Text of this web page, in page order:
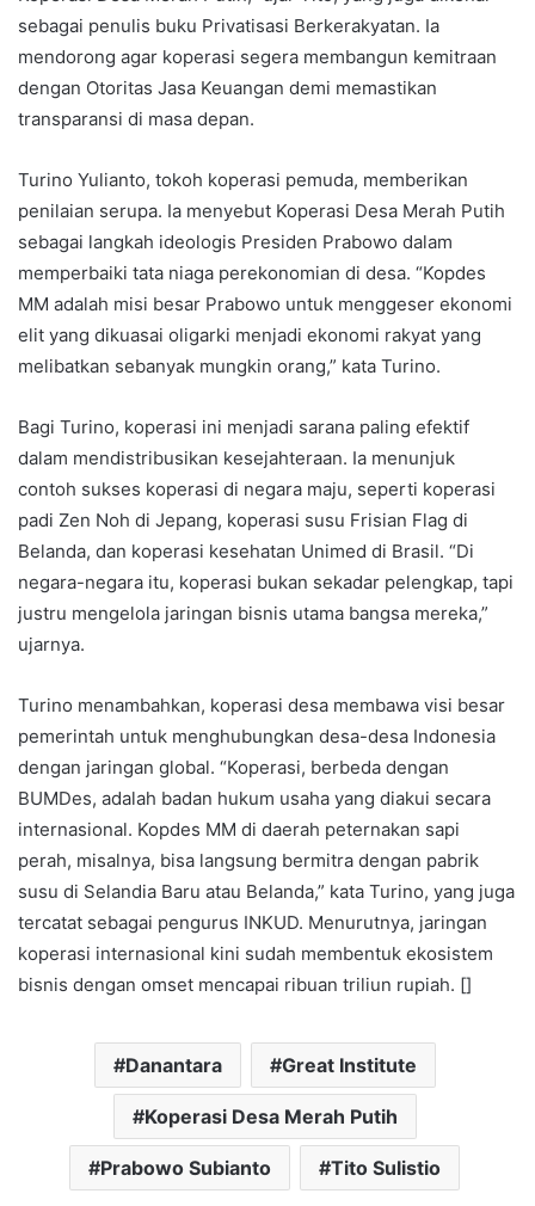
sebagai penulis buku Privatisasi Berkerakyatan. Ia
mendorong agar koperasi segera membangun kemitraan
dengan Otoritas Jasa Keuangan demi memastikan
transparansi di masa depan.
Turino Yulianto, tokoh koperasi pemuda, memberikan
penilaian serupa. Ia menyebut Koperasi Desa Merah Putih
sebagai langkah ideologis Presiden Prabowo dalam
memperbaiki tata niaga perekonomian di desa. “Kopdes
MM adalah misi besar Prabowo untuk menggeser ekonomi
elit yang dikuasai oligarki menjadi ekonomi rakyat yang
melibatkan sebanyak mungkin orang,” kata Turino.
Bagi Turino, koperasi ini menjadi sarana paling efektif
dalam mendistribusikan kesejahteraan. Ia menunjuk
contoh sukses koperasi di negara maju, seperti koperasi
padi Zen Noh di Jepang, koperasi susu Frisian Flag di
Belanda, dan koperasi kesehatan Unimed di Brasil. “Di
negara-negara itu, koperasi bukan sekadar pelengkap, tapi
justru mengelola jaringan bisnis utama bangsa mereka,”
ujarnya.
Turino menambahkan, koperasi desa membawa visi besar
pemerintah untuk menghubungkan desa-desa Indonesia
dengan jaringan global. “Koperasi, berbeda dengan
BUMDes, adalah badan hukum usaha yang diakui secara
internasional. Kopdes MM di daerah peternakan sapi
perah, misalnya, bisa langsung bermitra dengan pabrik
susu di Selandia Baru atau Belanda,” kata Turino, yang juga
tercatat sebagai pengurus INKUD. Menurutnya, jaringan
koperasi internasional kini sudah membentuk ekosistem
bisnis dengan omset mencapai ribuan triliun rupiah. []
Danantara Great Institute
Koperasi Desa Merah Putih
Prabowo Subianto Tito Sulistio